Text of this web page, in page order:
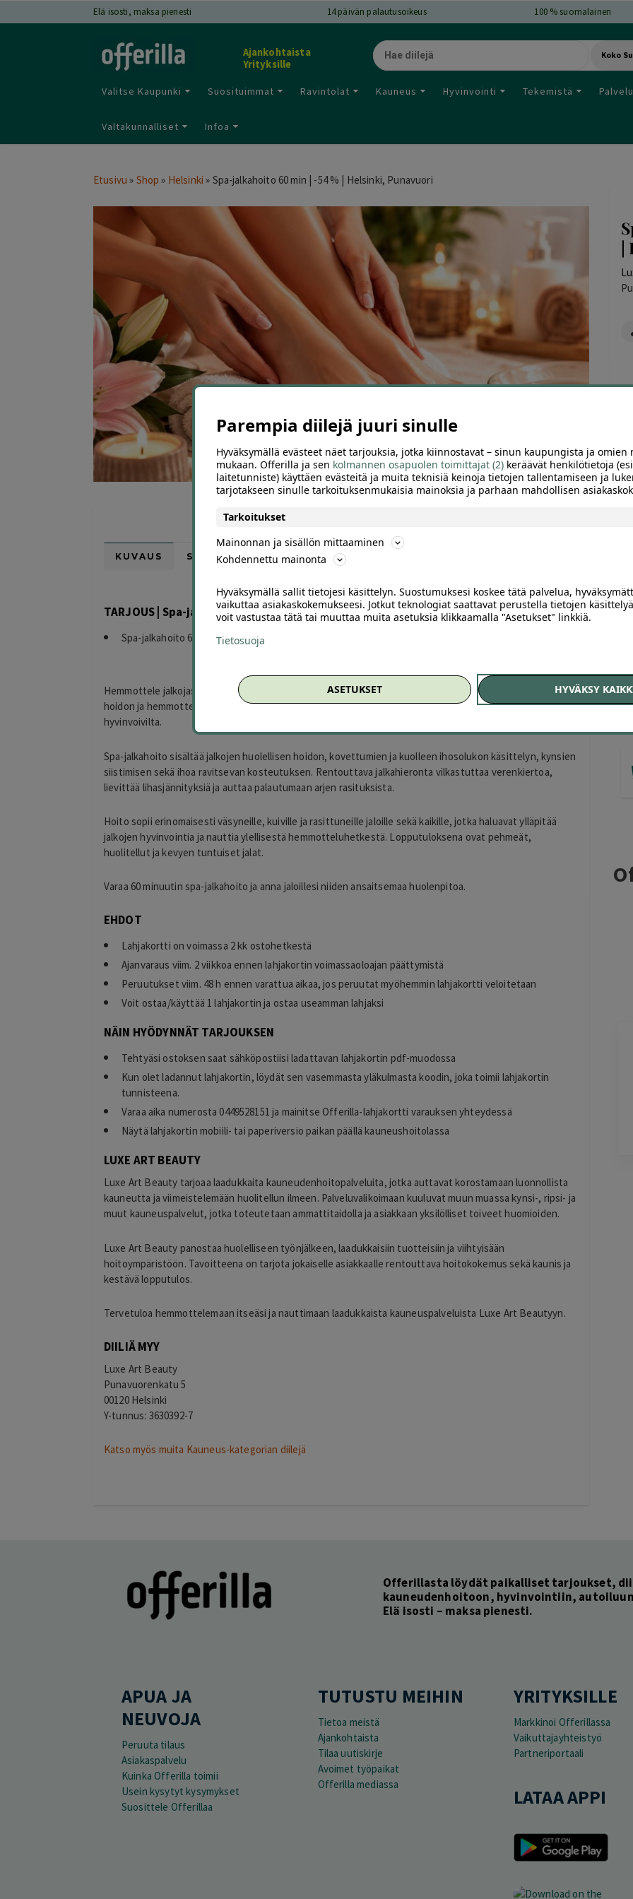
Elä isosti, maksa pienesti 14päivän palautusoikeus 100 % suomalainen
Ajankohtaista
Yrityksille
Koko
Valitse Kaupunki Suosituimmat Ravintolat Kauneus Hyvinvointi Tekemistä
Valtakunnalliset Infoa
Etusivu » Shop » Helsinki » Spa-jalkahoito 60 min | -54 % | Helsinki, Punavuori
KUVAUS SIJAINTI KARTALLA ARVIOT (0)
TARJOUS | Spa-jalkahoito 60 min | Helsinki, Punavuori
Spa-jalkahoito 60 min 39 € (arvo 85 €)
Hemmottele jalkojasi rentouttavalla 60 minuutin spa-jalkahoidolla. Hoito yhdistää tehokkaan jalkojen
hoidon ja hemmottelevan rentoutushetken, jonka jälkeen jalat tuntuvat pehmeiltä, raikkailta ja
hyvinvoivilta.
Spa-jalkahoito sisältää jalkojen huolellisen hoidon, kovettumien ja kuolleen ihosolukon käsittelyn, kynsien
siistimisen sekä ihoa ravitsevan kosteutuksen. Rentouttava jalkahieronta vilkastuttaa verenkiertoa,
lievittää lihasjännityksiä ja auttaa palautumaan arjen rasituksista.
Hoito sopii erinomaisesti väsyneille, kuiville ja rasittuneille jaloille sekä kaikille, jotka haluavat ylläpitää
jalkojen hyvinvointia ja nauttia ylellisestä hemmotteluhetkestä. Lopputuloksena ovat pehmeät,
huolitellut ja kevyen tuntuiset jalat.
Varaa 60 minuutin spa-jalkahoito ja anna jaloillesi niiden ansaitsemaa huolenpitoa.
EHDOT
Lahjakortti on voimassa 2 kk ostohetkestä
Ajanvaraus viim. 2 viikkoa ennen lahjakortin voimassaoloajan päättymistä
Peruutukset viim. 48 h ennen varattua aikaa, jos peruutat myöhemmin lahjakortti veloitetaan
Voit ostaa/käyttää 1 lahjakortin ja ostaa useamman lahjaksi
NÄIN HYÖDYNNÄT TARJOUKSEN
Tehtyäsi ostoksen saat sähköpostiisi ladattavan lahjakortin pdf-muodossa
Kun olet ladannut lahjakortin, löydät sen vasemmasta yläkulmasta koodin, joka toimii lahjakortin
tunnisteena.
Varaa aika numerosta 0449528151 ja mainitse Offerilla-lahjakortti varauksen yhteydessä
Näytä lahjakortin mobiili- tai paperiversio paikan päällä kauneushoitolassa
LUXE ART BEAUTY
Luxe Art Beauty tarjoaa laadukkaita kauneudenhoitopalveluita, jotka auttavat korostamaan luonnollista
kauneutta ja viimeistelemään huolitellun ilmeen. Palveluvalikoimaan kuuluvat muun muassa kynsi-, ripsi- ja
muut kauneuspalvelut, jotka toteutetaan ammattitaidolla ja asiakkaan yksilölliset toiveet huomioiden.
Luxe Art Beauty panostaa huolelliseen työnjälkeen, laadukkaisiin tuotteisiin ja viihtyisään
hoitoympäristöön. Tavoitteena on tarjota jokaiselle asiakkaalle rentouttava hoitokokemus sekä kaunis ja
kestävä lopputulos.
Tervetuloa hemmottelemaan itseäsi ja nauttimaan laadukkaista kauneuspalveluista Luxe Art Beautyyn.
DIILIÄ MYY
Luxe Art Beauty
Punavuorenkatu 5
00120 Helsinki
Y-tunnus: 3630392-7
Katso myös muita Kauneus-kategorian diilejä
|
Tampere
19 hours ago
Maksaminen tökki ja siinä alennuksen
käytetty.
Lisätty
-
Offerillasta löydät paikalliset tarjoukset,
kauneudenhoitoon, hyvinvointiin,
Elä isosti – maksa pienesti.
APUA JA
NEUVOJA
Peruuta tilaus
Asiakaspalvelu
Kuinka Offerilla toimii
Usein kysytyt kysymykset
Suosittele Offerillaa
TUTUSTU MEIHIN
Tietoa meistä
Ajankohtaista
Tilaa uutiskirje
Avoimet työpaikat
Offerilla mediassa
YRITYKSILLE
Markkinoi Offerillassa
Vaikuttajayhteistyö
Partneriportaali
LATAA APPI
Parempia diilejä juuri sinulle
Hyväksymällä evästeet näet tarjouksia, jotka kiinnostavat – sinun kaupungista ja omien
mukaan. Offerilla ja sen kolmannen osapuolen toimittajat (2) keräävät henkilötietoja
laitetunniste) käyttäen evästeitä ja muita teknisiä keinoja tietojen tallentamiseen ja
tarjotakseen sinulle tarkoituksenmukaisia mainoksia ja parhaan mahdollisen
Tarkoitukset
Mainonnan ja sisällön mittaaminen
Kohdennettu mainonta
Hyväksymällä sallit tietojesi käsittelyn. Suostumuksesi koskee tätä palvelua,
vaikuttaa asiakaskokemukseesi. Jotkut teknologiat saattavat perustella tietojen
voit vastustaa tätä tai muuttaa muita asetuksia klikkaamalla "Asetukset" linkkiä.
Tietosuoja
ASETUKSET HYVÄKSY